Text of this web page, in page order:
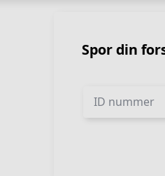
Spor din
ID nummer